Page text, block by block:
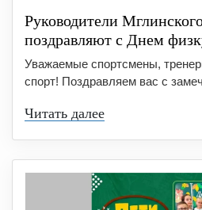
Руководители
поздравляют с Днем
Уважаемые спортсмены,
спорт! Поздравляем вас с
Читать далее